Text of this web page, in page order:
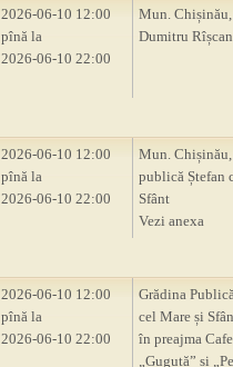
2026-06-10 12:00
pînă la
2026-06-10 22:00
Mun.
Dumitru
2026-06-10 12:00
pînă la
2026-06-10 22:00
Mun.
publică Ștefan
Sfânt
Vezi anexa
2026-06-10 12:00
pînă la
2026-06-10 22:00
Grădina
cel Mare și
în preajma
„Guguță” și